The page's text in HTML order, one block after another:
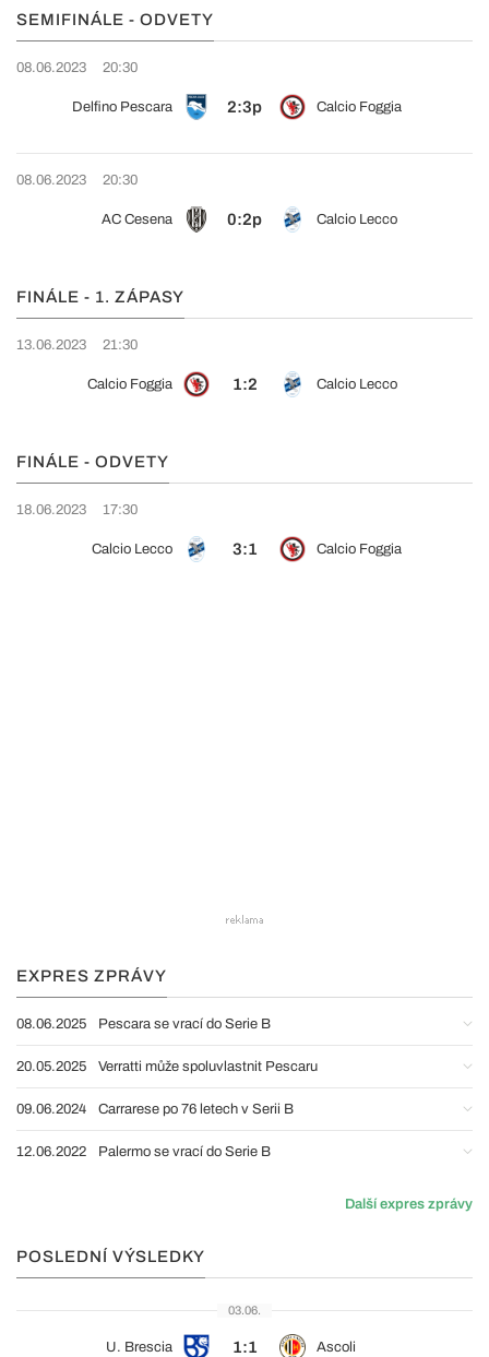
SEMIFINÁLE - ODVETY
08.06.2023 20:30
Delfino Pescara 2:3p Calcio Foggia
08.06.2023 20:30
AC Cesena 0:2p Calcio Lecco
FINÁLE - 1. ZÁPASY
13.06.2023 21:30
Calcio Foggia 1:2 Calcio Lecco
FINÁLE - ODVETY
18.06.2023 17:30
Calcio Lecco 3:1 Calcio Foggia
EXPRES ZPRÁVY
08.06.2025 Pescara se vrací do Serie B
20.05.2025 Verratti může spoluvlastnit Pescaru
09.06.2024 Carrarese po 76 letech v Serii B
12.06.2022 Palermo se vrací do Serie B
Další expres zprávy
POSLEDNÍ VÝSLEDKY
03.06.
U. Brescia 1:1 Ascoli